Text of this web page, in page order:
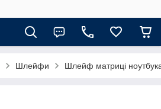
Шлейфи Шлейф матриці